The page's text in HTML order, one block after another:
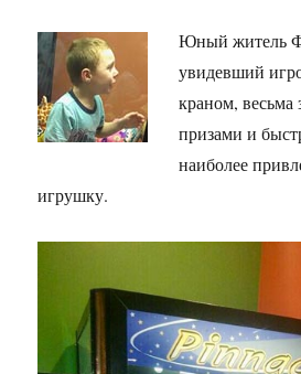
Юный житель
увидевший
краном, весьма
призами и
наиболее
игрушку.